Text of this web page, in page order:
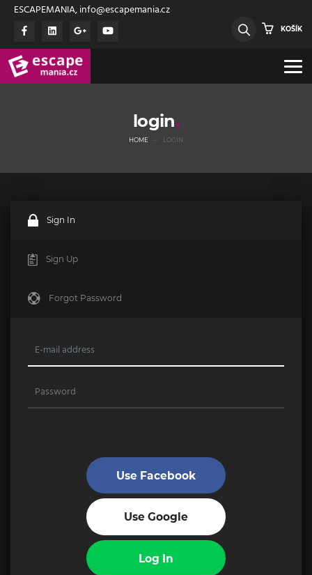
ESCAPEMANIA, info@escapemania.cz
KOŠÍK
login
HOME LOGIN
Sign In
Sign Up
Forgot Password
Use Google
Use Facebook